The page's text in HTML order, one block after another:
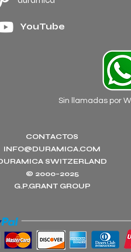
YouTube
CONTACTOS
INFO@DURAMICA.COM
SWITZERLAND
© 2000–2025
G.P.GRANT GROUP
Sin llamadas por